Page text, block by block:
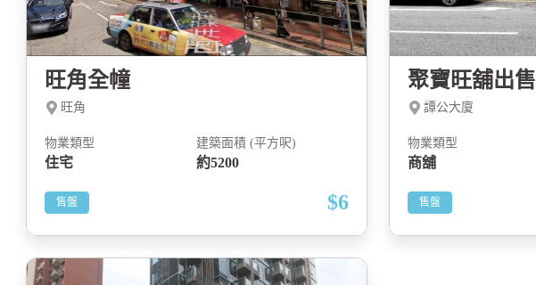
旺角全幢
旺角
物業類型
住宅
建築面積 (平方呎)
約5200
售盤 $6
聚寶旺舖出售
譚公大廈
物業類型
商舖
售盤